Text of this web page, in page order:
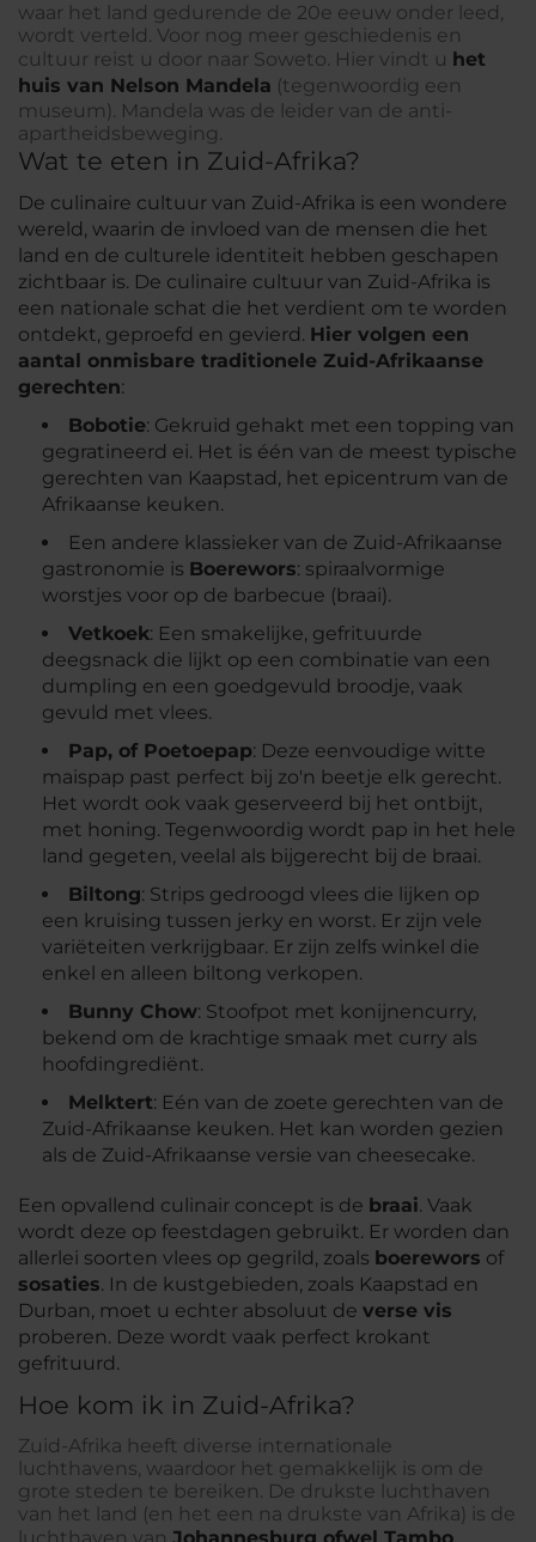
waar het land gedurende de 20e eeuw onder leed,
wordt verteld. Voor nog meer geschiedenis en
cultuur reist u door naar Soweto. Hier vindt u het
huis van Nelson Mandela (tegenwoordig een
museum). Mandela was de leider van de anti-
apartheidsbeweging.
Wat te eten in Zuid-Afrika?
De culinaire cultuur van Zuid-Afrika is een wondere
wereld, waarin de invloed van de mensen die het
land en de culturele identiteit hebben geschapen
zichtbaar is. De culinaire cultuur van Zuid-Afrika is
een nationale schat die het verdient om te worden
ontdekt, geproefd en gevierd. Hier volgen een
aantal onmisbare traditionele Zuid-Afrikaanse
gerechten:
Bobotie: Gekruid gehakt met een topping van
gegratineerd ei. Het is één van de meest typische
gerechten van Kaapstad, het epicentrum van de
Afrikaanse keuken.
Een andere klassieker van de Zuid-Afrikaanse
gastronomie is Boerewors: spiraalvormige
worstjes voor op de barbecue (braai).
Vetkoek: Een smakelijke, gefrituurde
deegsnack die lijkt op een combinatie van een
dumpling en een goedgevuld broodje, vaak
gevuld met vlees.
Pap, of Poetoepap: Deze eenvoudige witte
maispap past perfect bij zo'n beetje elk gerecht.
Het wordt ook vaak geserveerd bij het ontbijt,
met honing. Tegenwoordig wordt pap in het hele
land gegeten, veelal als bijgerecht bij de braai.
Biltong: Strips gedroogd vlees die lijken op
een kruising tussen jerky en worst. Er zijn vele
variëteiten verkrijgbaar. Er zijn zelfs winkel die
enkel en alleen biltong verkopen.
Bunny Chow: Stoofpot met konijnencurry,
bekend om de krachtige smaak met curry als
hoofdingrediënt.
Melktert: Eén van de zoete gerechten van de
Zuid-Afrikaanse keuken. Het kan worden gezien
als de Zuid-Afrikaanse versie van cheesecake.
Een opvallend culinair concept is de braai. Vaak
wordt deze op feestdagen gebruikt. Er worden dan
allerlei soorten vlees op gegrild, zoals boerewors of
sosaties. In de kustgebieden, zoals Kaapstad en
Durban, moet u echter absoluut de verse vis
proberen. Deze wordt vaak perfect krokant
gefrituurd.
Hoe kom ik in Zuid-Afrika?
Zuid-Afrika heeft diverse internationale
luchthavens, waardoor het gemakkelijk is om de
grote steden te bereiken. De drukste luchthaven
van het land (en het een na drukste van Afrika) is de